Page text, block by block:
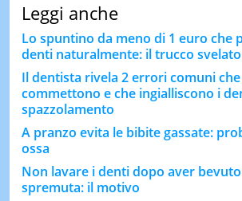
Leggi anche
Lo spuntino da meno di 1 euro che
denti naturalmente: il trucco
Il dentista rivela 2 errori comuni
commettono e che ingialliscono i
spazzolamento
A pranzo evita le bibite gassate:
ossa
Non lavare i denti dopo aver
spremuta: il motivo